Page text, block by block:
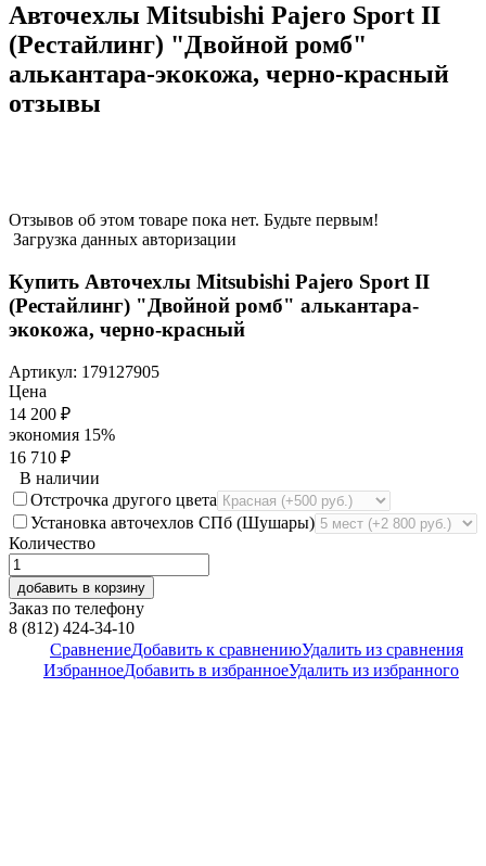
Авточехлы Mitsubishi Pajero Sport II
(Рестайлинг) "Двойной ромб"
алькантара-экокожа, черно-красный
отзывы
Отзывов об этом товаре пока нет. Будьте первым!
Загрузка данных авторизации
Купить Авточехлы Mitsubishi Pajero Sport II
(Рестайлинг) "Двойной ромб" алькантара-
экокожа, черно-красный
Артикул: 179127905
Цена
14 200 ₽
экономия 15%
16 710 ₽
В наличии
Отстрочка другого цвета
Установка авточехлов СПб (Шушары)
Количество
добавить в корзину
Заказ по телефону
8 (812) 424-34-10
СравнениеДобавить к сравнениюУдалить из сравнения
ИзбранноеДобавить в избранноеУдалить из избранного